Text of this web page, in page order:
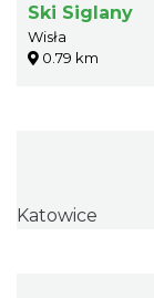
Ski Siglany
Wisła
0.79 km
Katowice